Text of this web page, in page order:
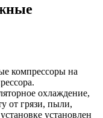
компрессоры на
охлаждение,
от грязи, пыли,
установлен